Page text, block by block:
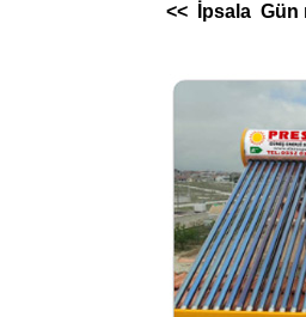
<< İpsala Gün